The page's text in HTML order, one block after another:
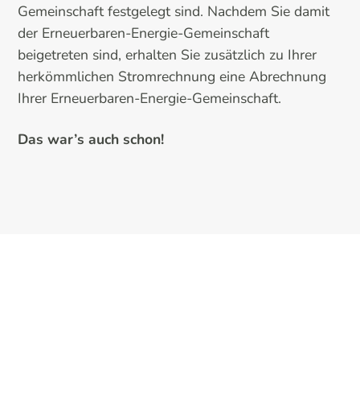
Gemeinschaft festgelegt sind. Nachdem Sie damit
der Erneuerbaren-Energie-Gemeinschaft
beigetreten sind, erhalten Sie zusätzlich zu Ihrer
herkömmlichen Stromrechnung eine Abrechnung
Ihrer Erneuerbaren-Energie-Gemeinschaft.
Das war’s auch schon!